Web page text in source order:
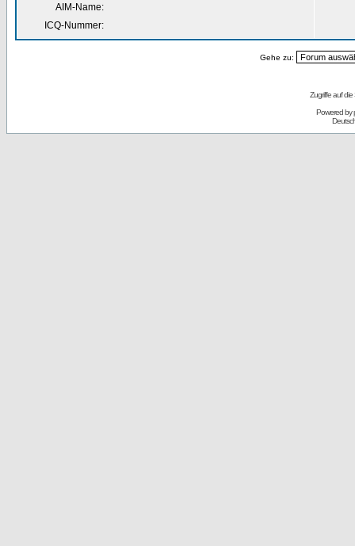
AIM-Name:
ICQ-Nummer:
Gehe zu:
Zugriffe auf
Powered by